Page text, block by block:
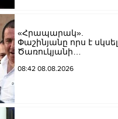
«Հրապարակ».
Փաշինյանը որս է սկսել
Ծառուկյանի
նկատմամբ
08:42 08.08.2026